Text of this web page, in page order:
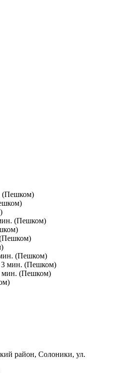
(Пешком)
(Пешком)
(Пешком)
3 мин. (Пешком)
мин. (Пешком)
район, Солоники, ул.